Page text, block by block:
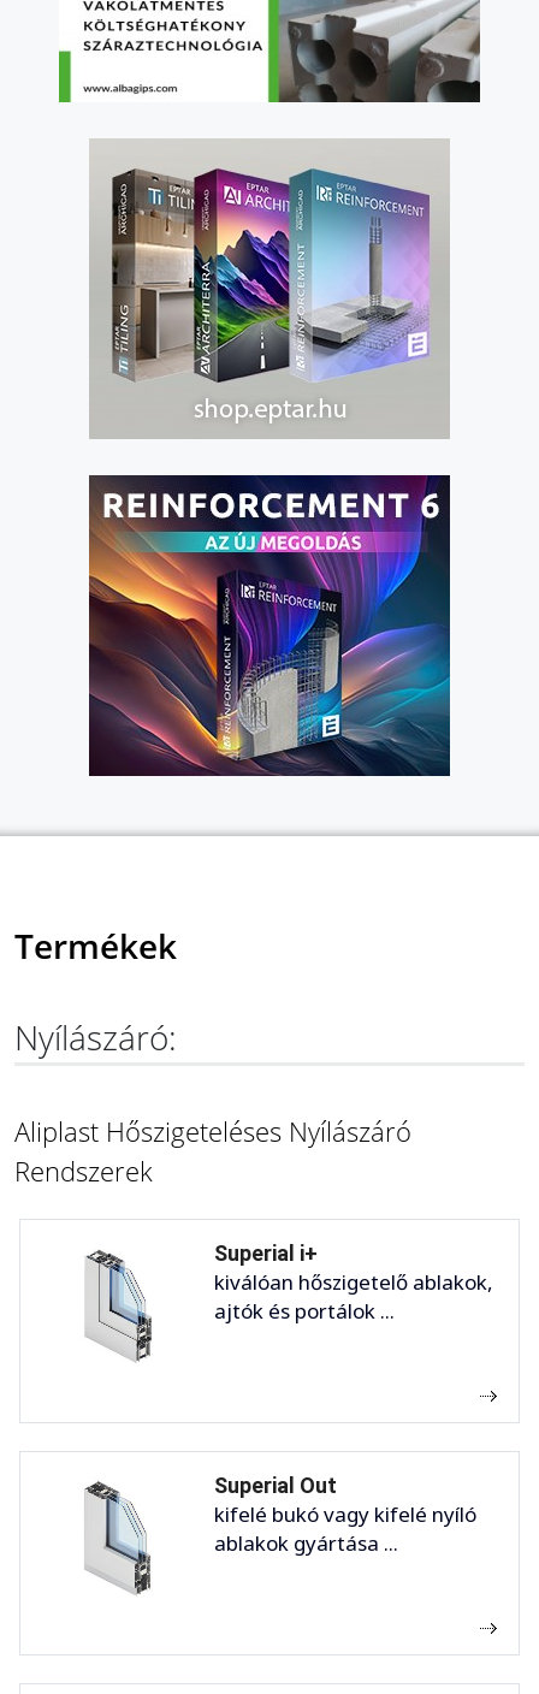
Termékek
Nyílászáró:
Aliplast Hőszigeteléses Nyílászáró
Rendszerek
Superial i+
kiválóan hőszigetelő ablakok,
ajtók és portálok ...
Superial Out
kifelé bukó vagy kifelé nyíló
ablakok gyártása ...